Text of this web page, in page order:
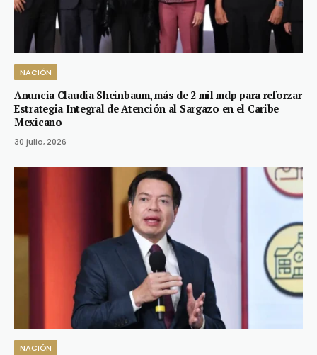
NACIÓN
Anuncia Claudia Sheinbaum, más de 2 mil mdp para reforzar
Estrategia Integral de Atención al Sargazo en el Caribe
Mexicano
30 julio, 2026
NACIÓN